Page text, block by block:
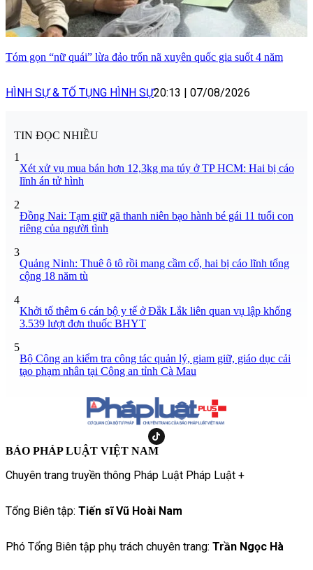
Tóm gọn “nữ quái” lừa đảo trốn nã xuyên quốc gia suốt 4 năm
HÌNH SỰ & TỐ TỤNG HÌNH SỰ20:13 07/08/2026
TIN ĐỌC NHIỀU
1
Xét xử vụ mua bán hơn 12,3kg ma túy ở TP HCM: Hai bị cáo
lĩnh án tử hình
2
Đồng Nai: Tạm giữ gã thanh niên bạo hành bé gái 11 tuổi con
riêng của người tình
3
Quảng Ninh: Thuê ô tô rồi mang cầm cố, hai bị cáo lĩnh tổng
cộng 18 năm tù
4
Khởi tố thêm 6 cán bộ y tế ở Đắk Lắk liên quan vụ lập khống
3.539 lượt đơn thuốc BHYT
5
Bộ Công an kiểm tra công tác quản lý, giam giữ, giáo dục cải
tạo phạm nhân tại Công an tỉnh Cà Mau
BÁO PHÁP LUẬT VIỆT NAM
Chuyên trang truyền thông Pháp Luật Pháp Luật +
Tổng Biên tập: Tiến sĩ Vũ Hoài Nam
Phó Tổng Biên tập phụ trách chuyên trang: Trần Ngọc Hà